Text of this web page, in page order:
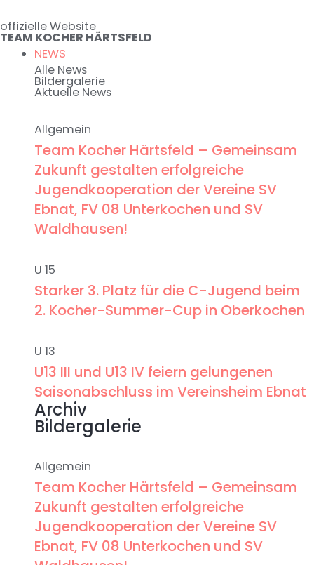
Inhalt
springen
offizielle Website
TEAM KOCHER HÄRTSFELD
NEWS
Alle News
Bildergalerie
Aktuelle News
Allgemein
Team Kocher Härtsfeld – Gemeinsam
Zukunft gestalten erfolgreiche
Jugendkooperation der Vereine SV
Ebnat, FV 08 Unterkochen und SV
Waldhausen!
U 15
Starker 3. Platz für die C-Jugend beim
2. Kocher-Summer-Cup in Oberkochen
U 13
U13 III und U13 IV feiern gelungenen
Saisonabschluss im Vereinsheim Ebnat
Archiv
Bildergalerie
Allgemein
Team Kocher Härtsfeld – Gemeinsam
Zukunft gestalten erfolgreiche
Jugendkooperation der Vereine SV
Ebnat, FV 08 Unterkochen und SV